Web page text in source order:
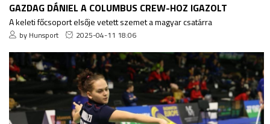
GAZDAG DÁNIEL A COLUMBUS CREW-HOZ IGAZOLT
A keleti főcsoport elsője vetett szemet a magyar csatárra
by Hunsport 2025-04-11 18:06